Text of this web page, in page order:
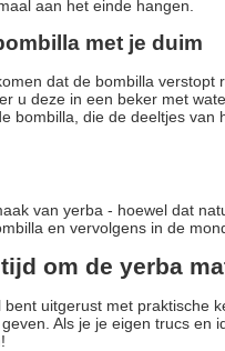
aan het einde hangen.
met je duim
dat de bombilla
u deze in een beker met
bombilla, die de deeltjes
van yerba - hoewel dat
en vervolgens in de
om de yerba
uitgerust met praktische
Als je je eigen trucs